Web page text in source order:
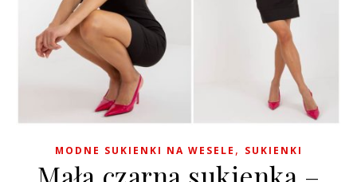
MODNE SUKIENKI NA WESELE , SUKIENKI